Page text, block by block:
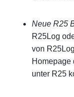
Neue R25
R25Log
von
Homepage
unter R25